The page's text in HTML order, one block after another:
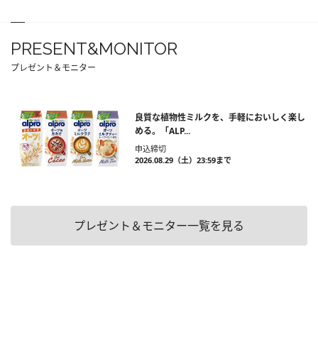
PRESENT&MONITOR
プレゼント＆モニター
良質な植物性ミルクを、手軽においしく楽し
める。「ALP...
申込締切
2026.08.29（土）23:59まで
プレゼント＆モニター一覧を見る